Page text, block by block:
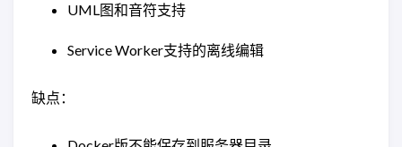
UML图和音符支持
Service Worker支持的离线编辑
缺点：